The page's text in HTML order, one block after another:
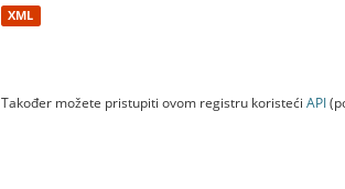
XML
Također možete pristupiti ovom registru koristeći API